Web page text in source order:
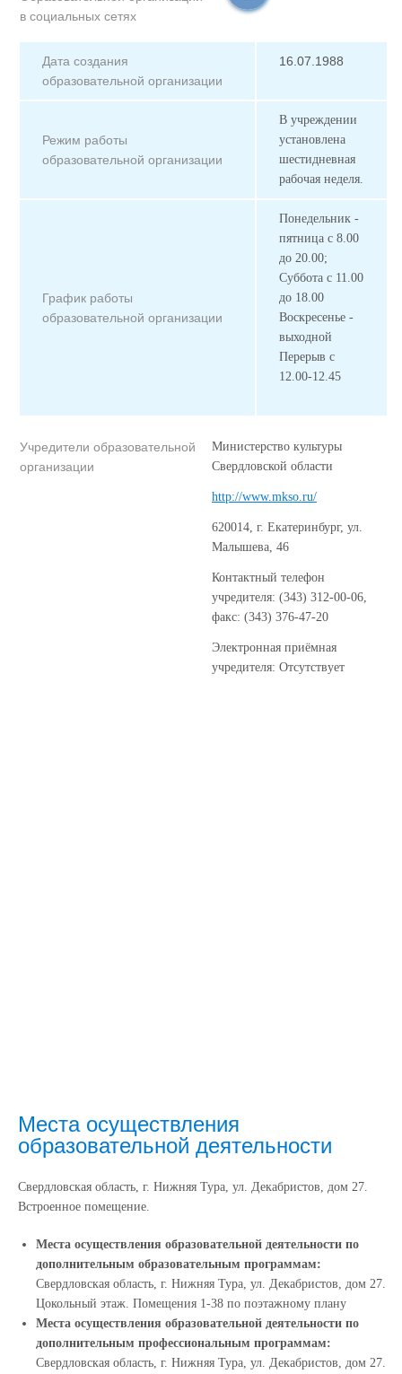
в социальных сетях
Дата создания
образовательной организации
16.07.1988
Режим работы
образовательной организации
В учреждении
установлена
шестидневная
рабочая неделя.
График работы
образовательной организации
Понедельник -
пятница с 8.00
до 20.00;
Суббота с 11.00
до 18.00
Воскресенье -
выходной
Перерыв с
12.00-12.45
Учредители образовательной
организации
Министерство культуры
Свердловской области
http://www.mkso.ru/
620014, г. Екатеринбург, ул.
Малышева, 46
Контактный телефон
учредителя: (343) 312-00-06,
факс: (343) 376-47-20
Электронная приёмная
учредителя: Отсутствует
Места осуществления
образовательной деятельности
Свердловская область, г. Нижняя Тура, ул. Декабристов, дом 27.
Встроенное помещение.
Места осуществления образовательной деятельности по
дополнительным образовательным программам:
Свердловская область, г. Нижняя Тура, ул. Декабристов, дом 27.
Цокольный этаж. Помещения 1-38 по поэтажному плану
Места осуществления образовательной деятельности по
дополнительным профессиональным программам:
Свердловская область, г. Нижняя Тура, ул. Декабристов, дом 27.